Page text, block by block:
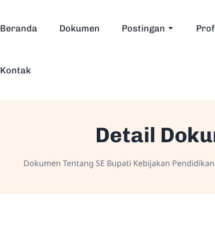
Beranda Dokumen Postingan
Kontak
Detail
Dokumen Tentang SE Bupati Kebijakan